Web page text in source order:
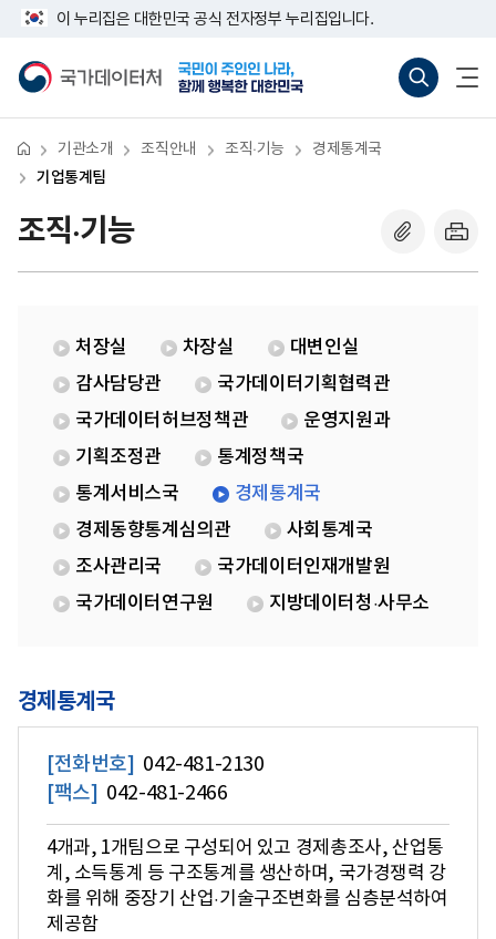
뛰
이 누리집은 대한민국 공식 전자정부 누리집입니다.
터
바
(새
기)
열
기관소개 조직안내 조직·기능 경제통계국
기업통계팀
조직·기능
처장실 차장실
대변인실
감사담당관
국가데이터기획협력관
국가데이터허브정책관
운영지원과
기획조정관
통계정책국
통계서비스국
경제통계국
경제동향통계심의관
사회통계국
조사관리국
국가데이터인재개발원
국가데이터연구원
지방데이터청·사무소
경제통계국
[전화번호] 042-481-2130
[팩스] 042-481-2466
4개과, 1개팀으로 구성되어 있고 경제총조사, 산업통
계, 소득통계 등 구조통계를 생산하며, 국가경쟁력 강
화를 위해 중장기 산업·기술구조변화를 심층분석하여
제공함